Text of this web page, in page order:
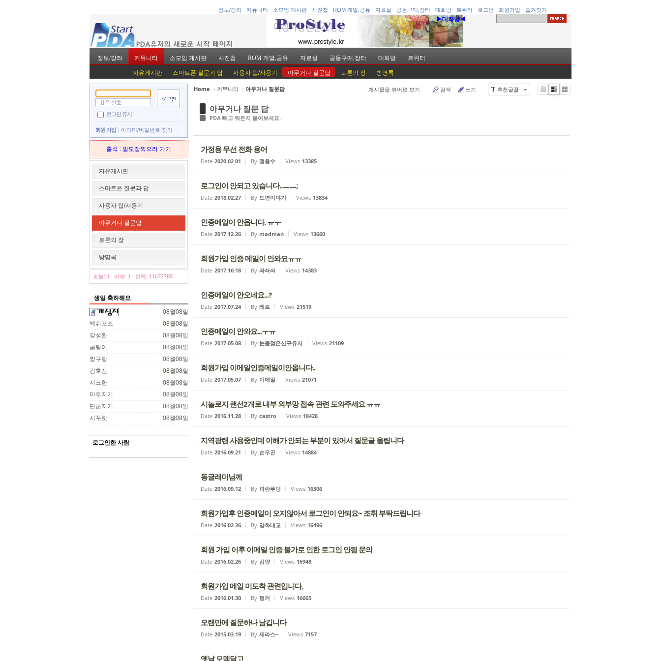
정보/강좌 커뮤니티 소모임 게시판 사진첩 ROM 개발,공유 자료실 공동구매,장터 대화방 트위터 로그인 회원가입 즐겨찾기
▶대화방◀
정보/강좌 커뮤니티 소모임 게시판 사진첩 ROM 개발,공유 자료실 공동구매,장터 대화방 트위터
자유게시판 스마트폰 질문과 답 사용자 팁/사용기 아무거나 질문답 토론의 장 방명록
로그인 유지
회원 가입 아이디/비밀번호 찾기
출석 : 발도장찍으러 가기
자유게시판
스마트폰 질문과 답
사용자 팁/사용기
아무거나 질문답
토론의 장
방명록
오늘: 1 어제: 1 전체: 11672785
생일 축하해요
08월08일
08월08일
쎅쉬포즈
08월08일
강성환
08월08일
곰팅이
08월08일
짱구랑
08월08일
김호진
08월08일
시크한
08월08일
마루지기
08월08일
단군지기
08월08일
시꾸랏
로그인한 사람
Home › 커뮤니티 › 아무거나 질문답 T 추천글꼴
게시물을 뷰어로 보기 검색 쓰기
아무거나 질문 답
PDA 빼고 뭐든지 물어보세요.
Li
Zi
G
가정용 무선 전화 용어
Date 2020.02.01 By 정용수 Views 13385
로그인이 안되고 있습니다..ㅡㅡ;
Date 2018.02.27 By 도면이야기 Views 13834
인증메일이 안옵니다. ㅠㅜ
Date 2017.12.26 By madman Views 13660
회원가입 인증 메일이 안와요ㅠㅠ
Date 2017.10.18 By 솨솨솨 Views 14383
인증메일이 안오네요...?
Date 2017.07.24 By 래트 Views 21519
인증메일이 안와요...ㅜㅠ
Date 2017.05.08 By 눈물젖은신규유저 Views 21109
회원가입 이메일인증메일이안옵니다..
Date 2017.05.07 By 이메일 Views 21071
시놀로지 랜선2개로 내부 외부망 접속 관련 도와주세요 ㅠㅠ
Date 2016.11.28 By castro Views 18428
지역광랜 사용중인데 이해가 안되는 부분이 있어서 질문글 올립니다
Date 2016.09.21 By 손우곤 Views 14884
동글래미님께
Date 2016.09.12 By 파란푸딩 Views 16306
회원가입후 인증메일이 오지않아서 로그인이 안되요~ 조취 부탁드립니다
Date 2016.02.26 By 양화대교 Views 16496
회원 가입 이후 이메일 인증 불가로 인한 로그인 안됨 문의
Date 2016.02.26 By 김양 Views 16948
회원가입 메일 미도착 관련입니다.
Date 2016.01.30 By 펑커 Views 16665
오랜만에 질문하나 남깁니다
Date 2015.03.19 By 제라스~ Views 7157
옛날 모뎀달고
Sketchbook5, 스케치북5
Sketchbook5, 스케치북5
Sketchbook5, 스케치북5
Sketchbook5, 스케치북5